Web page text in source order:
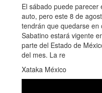
El sábado puede
auto, pero este 8 de
tendrán que quedarse en
Sabatino estará vigente
parte del Estado de
del mes. La re
Xataka México